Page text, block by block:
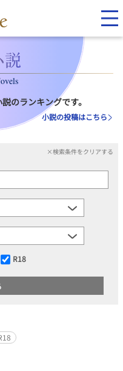
のランキングです。
小説の投稿はこちら
×検索条件をクリアする
R18